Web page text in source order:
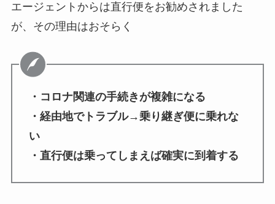
エージェントからは直行便をお勧めされました
が、その理由はおそらく
・コロナ関連の手続きが複雑になる
・経由地でトラブル→乗り継ぎ便に乗れな
い
・直行便は乗ってしまえば確実に到着する